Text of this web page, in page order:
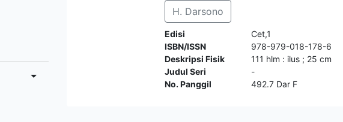
H. Darsono
Edisi
Cet,1
ISBN/ISSN
978-979-018-178-6
Deskripsi Fisik
111 hlm : ilus ; 25 cm
Judul Seri
-
No. Panggil
492.7 Dar F